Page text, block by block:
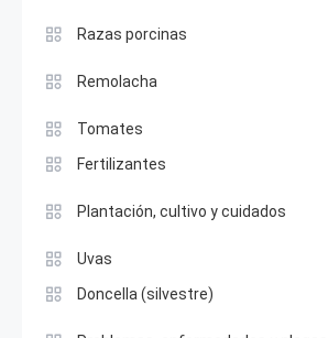
Razas porcinas
Remolacha
Tomates
Fertilizantes
Plantación, cultivo y cuidados
Uvas
Doncella (silvestre)